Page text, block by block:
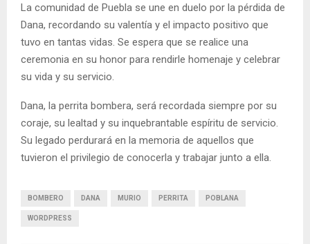
La comunidad de Puebla se une en duelo por la pérdida de
Dana, recordando su valentía y el impacto positivo que
tuvo en tantas vidas. Se espera que se realice una
ceremonia en su honor para rendirle homenaje y celebrar
su vida y su servicio.
Dana, la perrita bombera, será recordada siempre por su
coraje, su lealtad y su inquebrantable espíritu de servicio.
Su legado perdurará en la memoria de aquellos que
tuvieron el privilegio de conocerla y trabajar junto a ella.
BOMBERO DANA MURIO PERRITA POBLANA
WORDPRESS